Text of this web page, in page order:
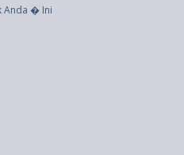
� Ini 3 Manfaat Sehatnya